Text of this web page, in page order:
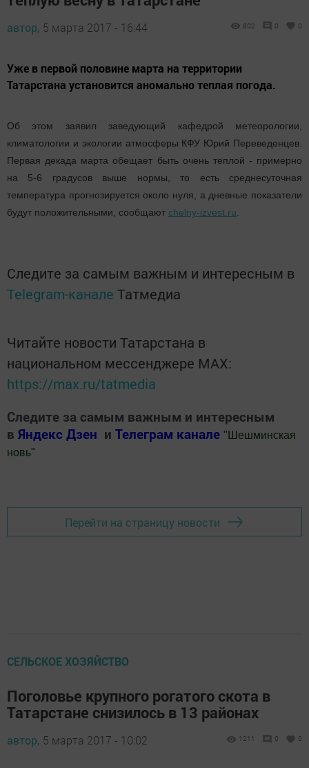
автор, 5 марта 2017 - 16:44 802 0 0
Уже в первой половине марта на территории
Татарстана установится аномально теплая погода.
Об этом заявил заведующий кафедрой метеорологии,
климатологии и экологии атмосферы КФУ Юрий Переведенцев.
Первая декада марта обещает быть очень теплой - примерно
на 5-6 градусов выше нормы, то есть среднесуточная
температура прогнозируется около нуля, а дневные показатели
будут положительными, сообщают chelny-izvest.ru
Следите за самым важным и интересным в
Telegram-канале Татмедиа
Читайте новости Татарстана в
национальном мессенджере MАХ:
https://max.ru/tatmedia
Следите за самым важным и интересным
в Яндекс Дзен и Телеграм канале " Шешминская
новь"
Перейти на страницу новости
СЕЛЬСКОЕ ХОЗЯЙСТВО
Поголовье крупного рогатого скота в
Татарстане снизилось в 13 районах
автор, 5 марта 2017 - 10:02 1211 0 0